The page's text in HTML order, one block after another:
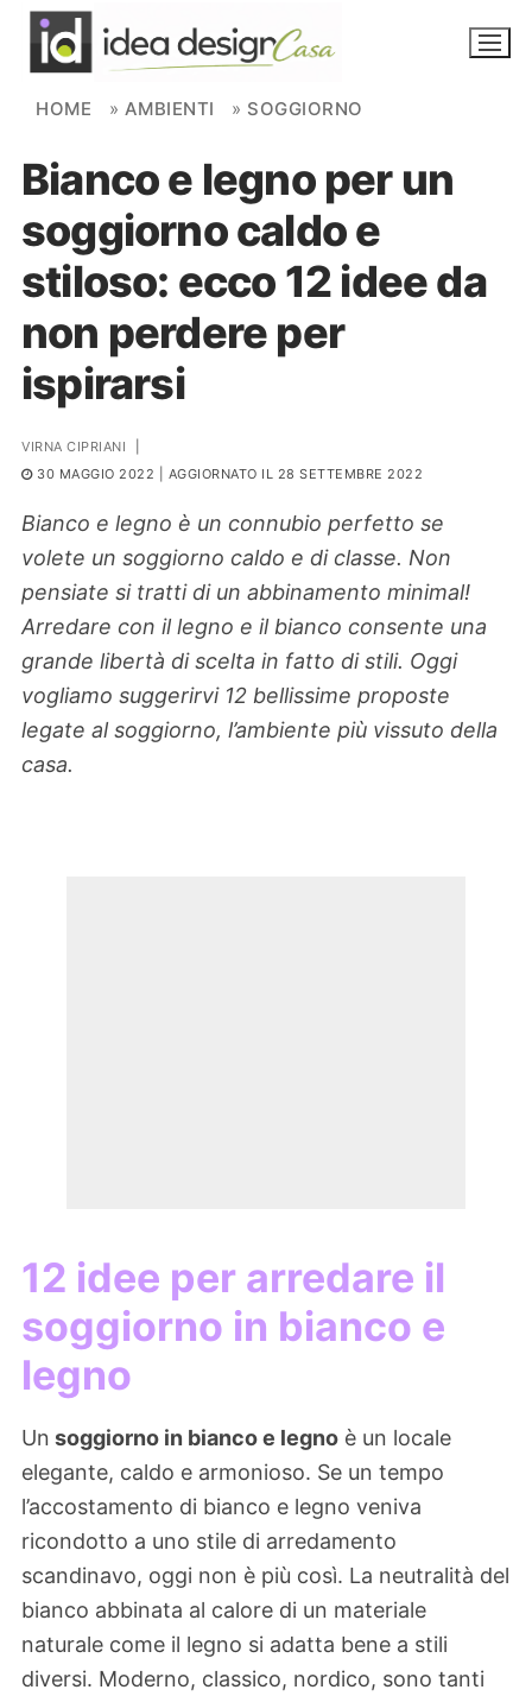
Skip to content
NOVITÀ
AMBIENTI
FAI DA TE
PIANTE
Ortaggio
HOME » AMBIENTI » SOGGIORNO
Bianco e legno per un
soggiorno caldo e
stiloso: ecco 12 idee da
non perdere per
ispirarsi
VIRNA CIPRIANI
30 MAGGIO 2022 | AGGIORNATO IL 28 SETTEMBRE 2022
Bianco e legno è un connubio perfetto se
volete un soggiorno caldo e di classe. Non
pensiate si tratti di un abbinamento minimal!
Arredare con il legno e il bianco consente una
grande libertà di scelta in fatto di stili. Oggi
vogliamo suggerirvi 12 bellissime proposte
legate al soggiorno, l’ambiente più vissuto della
casa.
12 idee per arredare il
soggiorno in bianco e
legno
Un soggiorno in bianco e legno è un locale
elegante, caldo e armonioso. Se un tempo
l’accostamento di bianco e legno veniva
ricondotto a uno stile di arredamento
scandinavo, oggi non è più così. La neutralità del
bianco abbinata al calore di un materiale
naturale come il legno si adatta bene a stili
diversi. Moderno, classico, nordico, sono tanti